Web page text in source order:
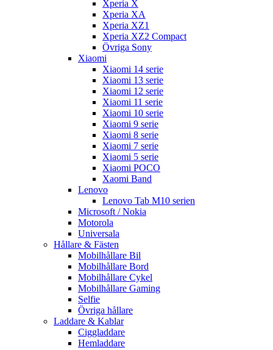
Xperia X
Xperia XA
Xperia XZ1
Xperia XZ2 Compact
Övriga Sony
Xiaomi
Xiaomi 14 serie
Xiaomi 13 serie
Xiaomi 12 serie
Xiaomi 11 serie
Xiaomi 10 serie
Xiaomi 9 serie
Xiaomi 8 serie
Xiaomi 7 serie
Xiaomi 5 serie
Xiaomi POCO
Xaomi Band
Lenovo
Lenovo Tab M10 serien
Microsoft / Nokia
Motorola
Universala
Hållare & Fästen
Mobilhållare Bil
Mobilhållare Bord
Mobilhållare Cykel
Mobilhållare Gaming
Selfie
Övriga hållare
Laddare & Kablar
Ciggladdare
Hemladdare